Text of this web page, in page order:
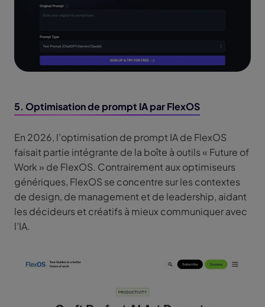
5. Optimisation de prompt IA par FlexOS
En 2026, l’optimisation de prompt IA de FlexOS
faisait partie intégrante de la boîte à outils « Future of
Work » de FlexOS. Contrairement aux optimiseurs
génériques, FlexOS se concentre sur les contextes
de design, de management et de leadership, aidant
les décideurs et créatifs à mieux communiquer avec
l’IA.